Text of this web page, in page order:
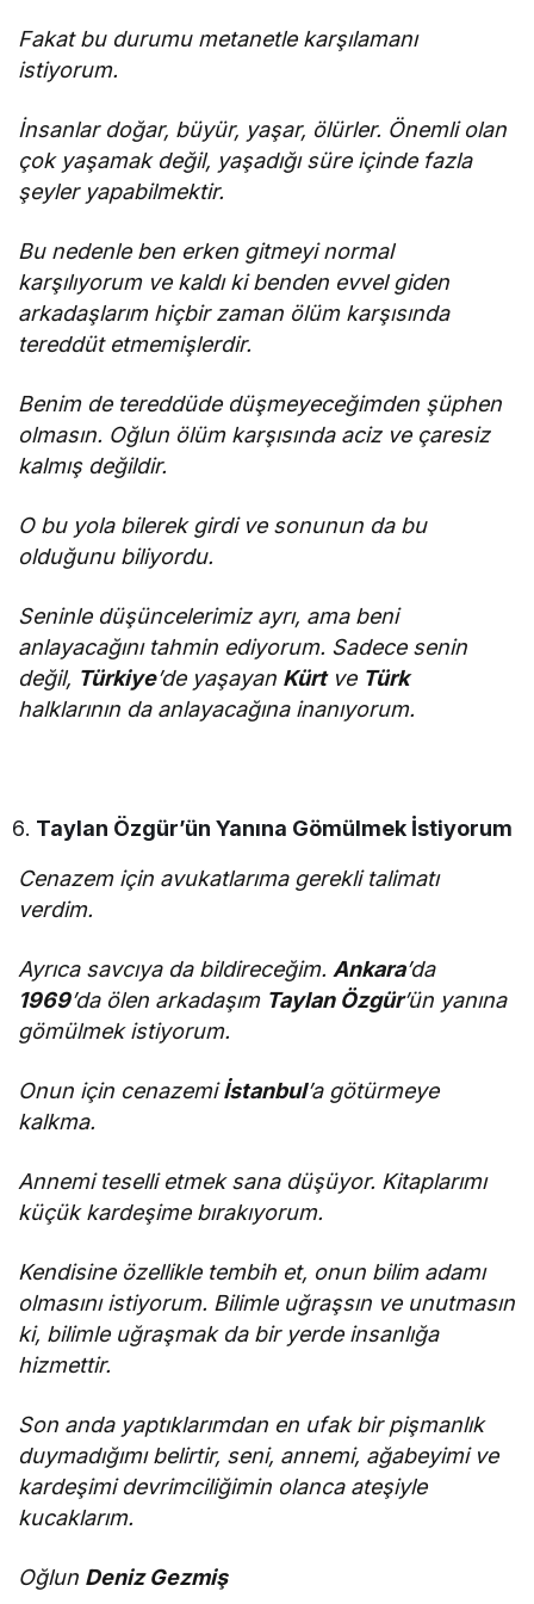
Fakat bu durumu metanetle karşılamanı
istiyorum.
İnsanlar doğar, büyür, yaşar, ölürler. Önemli olan
çok yaşamak değil, yaşadığı süre içinde fazla
şeyler yapabilmektir.
Bu nedenle ben erken gitmeyi normal
karşılıyorum ve kaldı ki benden evvel giden
arkadaşlarım hiçbir zaman ölüm karşısında
tereddüt etmemişlerdir.
Benim de tereddüde düşmeyeceğimden şüphen
olmasın. Oğlun ölüm karşısında aciz ve çaresiz
kalmış değildir.
O bu yola bilerek girdi ve sonunun da bu
olduğunu biliyordu.
Seninle düşüncelerimiz ayrı, ama beni
anlayacağını tahmin ediyorum. Sadece senin
değil, Türkiye’de yaşayan Kürtve Türk
halklarının da anlayacağına inanıyorum.
Taylan Özgür’ün Yanına Gömülmek İstiyorum
Cenazem için avukatlarıma gerekli talimatı
verdim.
Ayrıca savcıya da bildireceğim. Ankara’da
1969’da ölen arkadaşım Taylan Özgür’ün yanına
gömülmek istiyorum.
Onun için cenazemiİstanbul’a götürmeye
kalkma.
Annemi teselli etmek sana düşüyor. Kitaplarımı
küçük kardeşime bırakıyorum.
Kendisine özellikle tembih et, onun bilim adamı
olmasını istiyorum. Bilimle uğraşsın ve unutmasın
ki, bilimle uğraşmak da bir yerde insanlığa
hizmettir.
Son anda yaptıklarımdan en ufak bir pişmanlık
duymadığımı belirtir, seni, annemi, ağabeyimi ve
kardeşimi devrimciliğimin olanca ateşiyle
kucaklarım.
Oğlun Deniz Gezmiş